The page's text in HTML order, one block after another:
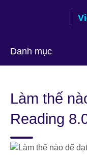
Danh mục
language
Làm thế
Reading